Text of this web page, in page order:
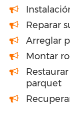
Reparar
Arreglar
Montar
parquet